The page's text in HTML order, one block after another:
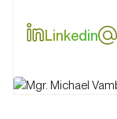
Linkedin